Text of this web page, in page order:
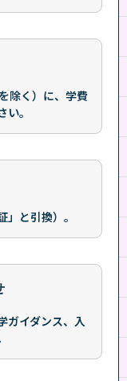
除く）に、学費
。
と引換）。
ガイダンス、入